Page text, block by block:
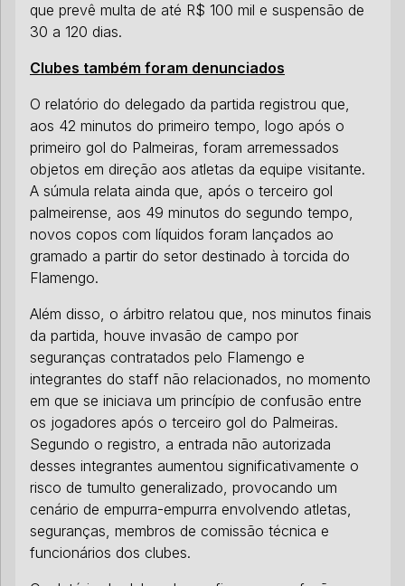
que prevê multa de até R$ 100 mil e suspensão de
30 a 120 dias.
Clubes também foram denunciados
O relatório do delegado da partida registrou que,
aos 42 minutos do primeiro tempo, logo após o
primeiro gol do Palmeiras, foram arremessados
objetos em direção aos atletas da equipe visitante.
A súmula relata ainda que, após o terceiro gol
palmeirense, aos 49 minutos do segundo tempo,
novos copos com líquidos foram lançados ao
gramado a partir do setor destinado à torcida do
Flamengo.
Além disso, o árbitro relatou que, nos minutos finais
da partida, houve invasão de campo por
seguranças contratados pelo Flamengo e
integrantes do staff não relacionados, no momento
em que se iniciava um princípio de confusão entre
os jogadores após o terceiro gol do Palmeiras.
Segundo o registro, a entrada não autorizada
desses integrantes aumentou significativamente o
risco de tumulto generalizado, provocando um
cenário de empurra-empurra envolvendo atletas,
seguranças, membros de comissão técnica e
funcionários dos clubes.